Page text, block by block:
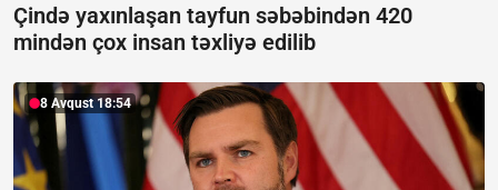
Çində yaxınlaşan tayfun səbəbindən 420
mindən çox insan təxliyə edilib
8 Avqust 18:54